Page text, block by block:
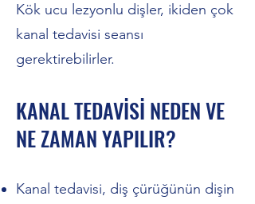
Kök ucu lezyonlu dişler, ikiden çok
kanal tedavisi seansı
gerektirebilirler.
KANAL TEDAVİSİ NEDEN VE
NE ZAMAN YAPILIR?
Kanal tedavisi, diş çürüğünün dişin